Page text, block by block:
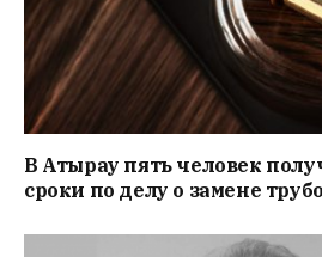
В Атырау пять человек
сроки по делу о замене